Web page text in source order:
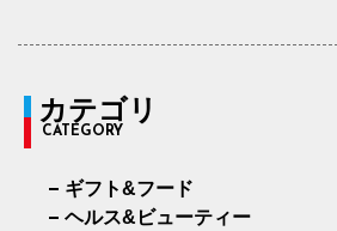
カテゴリ
CATEGORY
ギフト&フード
ヘルス&ビューティー